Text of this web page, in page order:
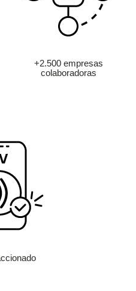
+2.500 empresas
colaboradoras